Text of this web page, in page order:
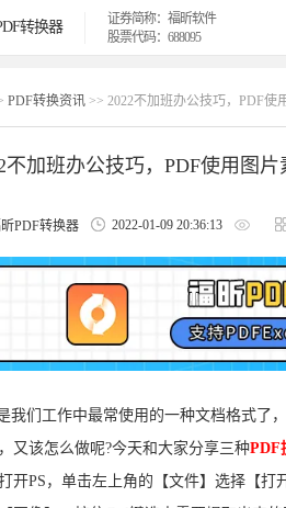
转换器
证券简称：福昕软件
股票代码：688095
PDF转换资讯 >> 2022不加班办公技巧，PDF使
不加班办公技巧，PDF使用图
PDF转换器 2022-01-09 20:36:13
我们工作中最常使用的一种文档格式了
又该怎么做呢?今天和大家分享三种PDF
开PS，单击左上角的【文件】选择【打